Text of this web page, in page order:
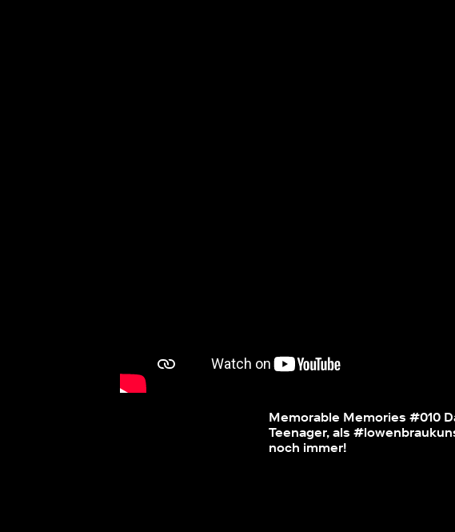
Memorable Memories #010
Teenager, als
noch immer!